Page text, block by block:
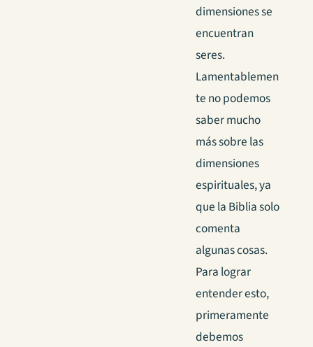
dimensiones se
encuentran
seres.
Lamentablemen
te no podemos
saber mucho
más sobre las
dimensiones
espirituales, ya
que la Biblia solo
comenta
algunas cosas.
Para lograr
entender esto,
primeramente
debemos